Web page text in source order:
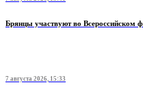
Брянцы участвуют во Всероссийском
7 августа 2026, 15:33